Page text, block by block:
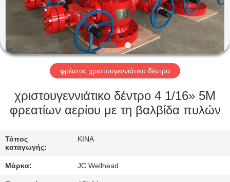
ΠΕΡΊΠΟΥ
ΕΜΕΊΣ
ΓΎΡΟΣ
ΕΡΓΟΣΤΑΣΊΩΝ
ΠΟΙΟΤΙΚΌΣ
ΜΑΣ
ΕΛΆΤΕ
φρέατος χριστουγεννιάτικο δέντρο
χριστουγεννιάτικο δέντρο 4 1/16» 5M
φρεατίων αερίου με τη βαλβίδα πυλών
Τόπος
καταγωγής:
ΚΙΝΑ
Μάρκα: JC Wellhead